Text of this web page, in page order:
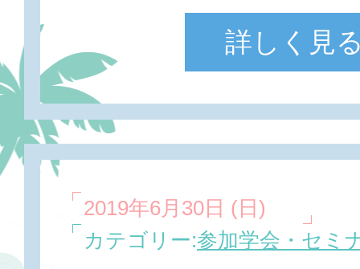
詳しく見
2019年6月30日 (日)
カテゴリー:参加学会・セミ